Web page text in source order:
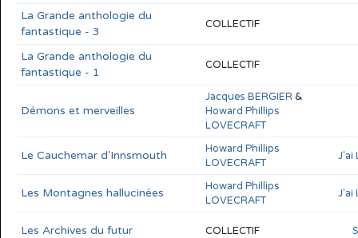
La Grande anthologie du
fantastique - 3
COLLECTIF
La Grande anthologie du
fantastique - 1
COLLECTIF
Démons et merveilles
Jacques BERGIER &
Howard Phillips
LOVECRAFT
Le Cauchemar d'Innsmouth
Howard Phillips
LOVECRAFT
J'ai
Les Montagnes hallucinées
Howard Phillips
LOVECRAFT
J'ai
Les Archives du futur COLLECTIF